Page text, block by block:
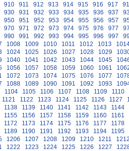
910 911 912 913 914 915 916 917
930 931 932 933 934 935 936 937
950 951 952 953 954 955 956 957
970 971 972 973 974 975 976 977
990 991 992 993 994 995 996 997
1008 1009 1010 1011 1012 1013
1024 1025 1026 1027 1028 1029
1040 1041 1042 1043 1044 1045
1056 1057 1058 1059 1060 1061
1072 1073 1074 1075 1076 1077
1088 1089 1090 1091 1092 1093
1104 1105 1106 1107 1108 1109
1110
1121 1122 1123 1124 1125 1126 1127
1138 1139 1140 1141 1142 1143
1144
1155 1156 1157 1158 1159 1160
1161
1172 1173 1174 1175 1176 1177
1178
1189 1190 1191 1192 1193 1194
1195
1206 1207 1208 1209 1210 1211
1222 1223 1224 1225 1226 1227